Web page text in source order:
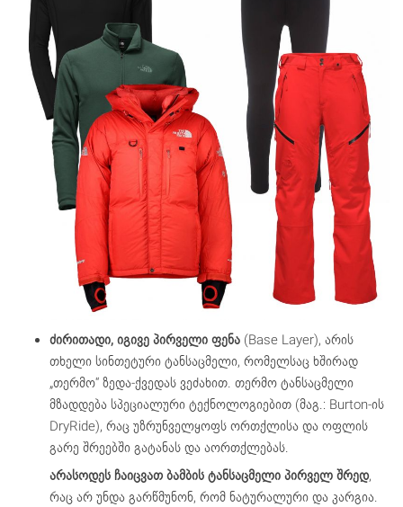
ძირითადი, იგივე პირველი ფენა (Base Layer), არის
თხელი სინთეტური ტანსაცმელი, რომელსაც ხშირად
„თერმო“ ზედა-ქვედას ვეძახით. თერმო ტანსაცმელი
მზადდება სპეციალური ტექნოლოგიებით (მაგ.: Burton-ის
DryRide), რაც უზრუნველყოფს ორთქლისა და ოფლის
გარე შრეებში გატანას და აორთქლებას.
არასოდეს ჩაიცვათ ბამბის ტანსაცმელი პირველ შრედ,
რაც არ უნდა გარწმუნონ, რომ ნატურალური და კარგია.